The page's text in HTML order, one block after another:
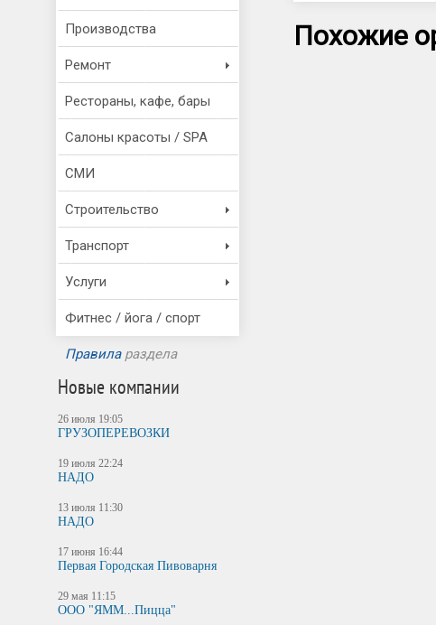
Производства
Ремонт
Рестораны, кафе, бары
Салоны красоты / SPA
СМИ
Строительство
Транспорт
Услуги
Фитнес / йога / спорт
Правилараздела
Новые компании
26 июля 19:05
ГРУЗОПЕРЕВОЗКИ
19 июля 22:24
НАДО
13 июля 11:30
НАДО
17 июня 16:44
Первая Городская Пивоварня
29 мая 11:15
ООО "ЯММ...Пицца"
Похожие